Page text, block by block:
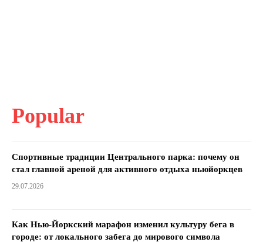
Popular
Спортивные традиции Центрального парка: почему он
стал главной ареной для активного отдыха ньюйоркцев
29.07.2026
Как Нью-Йоркский марафон изменил культуру бега в
городе: от локального забега до мирового символа